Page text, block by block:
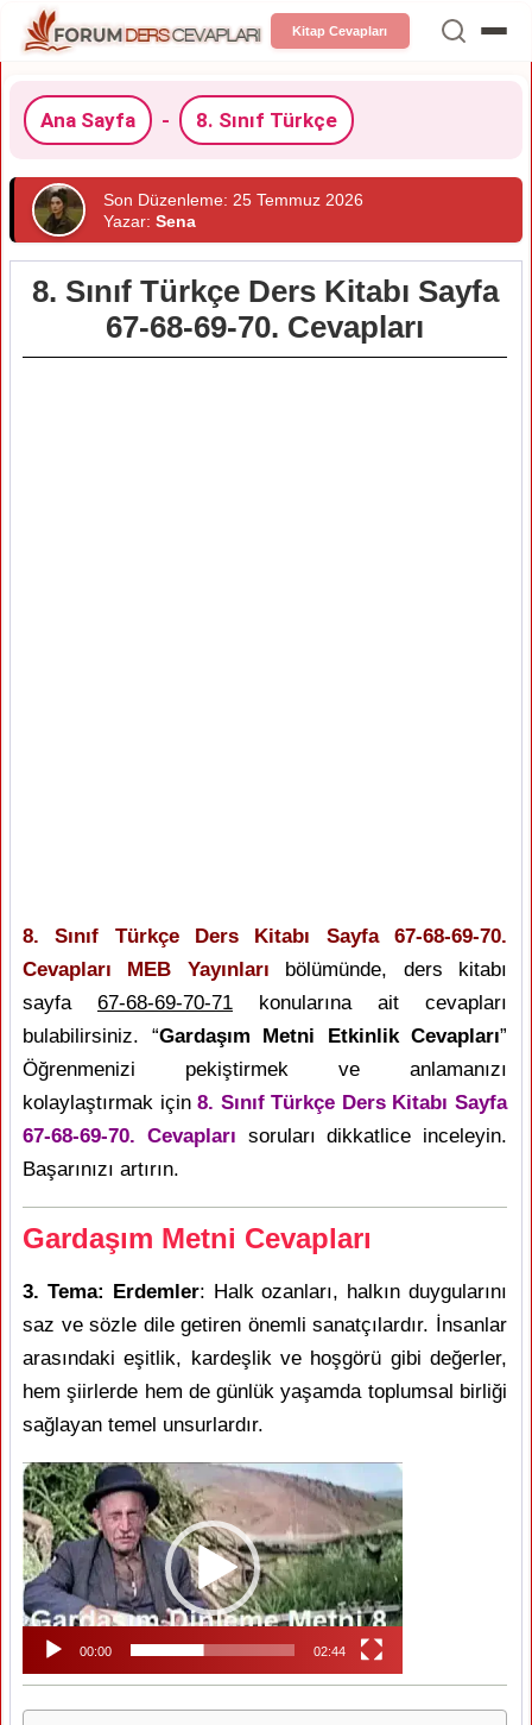
Kitap Cevapları
Ana Sayfa - 8. Sınıf Türkçe
Son Düzenleme: 25 Temmuz 2026
Yazar: Sena
8. Sınıf Türkçe Ders Kitabı Sayfa
67-68-69-70. Cevapları
8. Sınıf Türkçe Ders Kitabı Sayfa 67-68-69-70.
Cevapları MEB Yayınları bölümünde, ders kitabı
sayfa 67-68-69-70-71 konularına ait cevapları
bulabilirsiniz. “Gardaşım Metni Etkinlik Cevapları”
Öğrenmenizi pekiştirmek ve anlamanızı
kolaylaştırmak için8. Sınıf Türkçe Ders Kitabı Sayfa
67-68-69-70. Cevapları soruları dikkatlice inceleyin.
Başarınızı artırın.
Gardaşım Metni Cevapları
3. Tema: Erdemler: Halk ozanları, halkın duygularını
saz ve sözle dile getiren önemli sanatçılardır. İnsanlar
arasındaki eşitlik, kardeşlik ve hoşgörü gibi değerler,
hem şiirlerde hem de günlük yaşamda toplumsal birliği
sağlayan temel unsurlardır.
Video
oynatıcı
00:00 02:44